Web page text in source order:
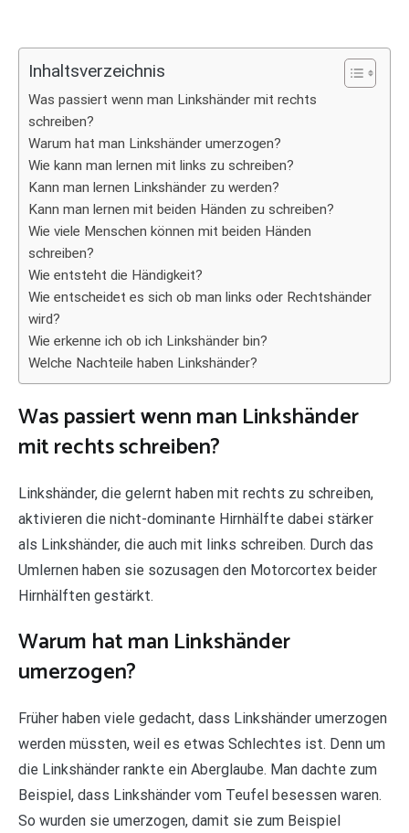
Inhaltsverzeichnis
Was passiert wenn man Linkshänder mit rechts
schreiben?
Warum hat man Linkshänder umerzogen?
Wie kann man lernen mit links zu schreiben?
Kann man lernen Linkshänder zu werden?
Kann man lernen mit beiden Händen zu schreiben?
Wie viele Menschen können mit beiden Händen
schreiben?
Wie entsteht die Händigkeit?
Wie entscheidet es sich ob man links oder Rechtshänder
wird?
Wie erkenne ich ob ich Linkshänder bin?
Welche Nachteile haben Linkshänder?
Was passiert wenn man Linkshänder
mit rechts schreiben?
Linkshänder, die gelernt haben mit rechts zu schreiben,
aktivieren die nicht-dominante Hirnhälfte dabei stärker
als Linkshänder, die auch mit links schreiben. Durch das
Umlernen haben sie sozusagen den Motorcortex beider
Hirnhälften gestärkt.
Warum hat man Linkshänder
umerzogen?
Früher haben viele gedacht, dass Linkshänder umerzogen
werden müssten, weil es etwas Schlechtes ist. Denn um
die Linkshänder rankte ein Aberglaube. Man dachte zum
Beispiel, dass Linkshänder vom Teufel besessen waren.
So wurden sie umerzogen, damit sie zum Beispiel